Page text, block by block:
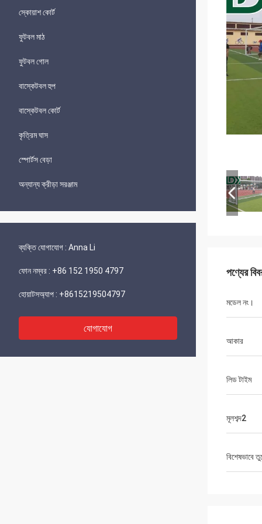
স্কোয়াশ কোর্ট
ফুটবল মাঠ
ফুটবল গোল
বাস্কেটবল হুপ
বাস্কেটবল কোর্ট
কৃত্রিম ঘাস
স্পোর্টস বেড়া
অন্যান্য ক্রীড়া সরঞ্জাম
ব্যক্তি যোগাযোগ : Anna Li
ফোন নম্বর : +86 152 1950 4797
হোয়াটসঅ্যাপ : +8615219504797
যোগাযোগ
পণ্যের
মডেল নং।
আকার
লিড টাইম
মূলশব্দ2
বিশেষভাবে